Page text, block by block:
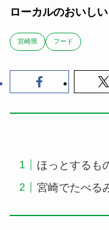
ローカルのおいし
宮崎県 フード
ほっとするも
宮崎でたべる